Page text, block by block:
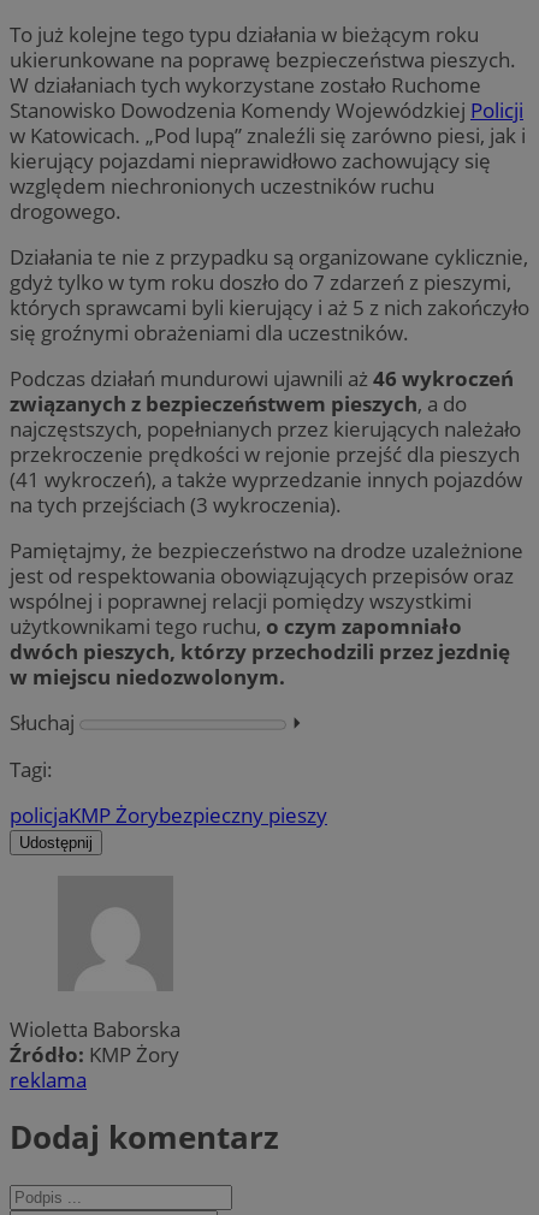
To już kolejne tego typu działania w bieżącym roku
ukierunkowane na poprawę bezpieczeństwa pieszych.
W działaniach tych wykorzystane zostało Ruchome
Stanowisko Dowodzenia Komendy Wojewódzkiej Policji
w Katowicach. „Pod lupą” znaleźli się zarówno piesi, jak i
kierujący pojazdami nieprawidłowo zachowujący się
względem niechronionych uczestników ruchu
drogowego.
Działania te nie z przypadku są organizowane cyklicznie,
gdyż tylko w tym roku doszło do 7 zdarzeń z pieszymi,
których sprawcami byli kierujący i aż 5 z nich zakończyło
się groźnymi obrażeniami dla uczestników.
Podczas działań mundurowi ujawnili aż46 wykroczeń
związanych z bezpieczeństwem pieszych, a do
najczęstszych, popełnianych przez kierujących należało
przekroczenie prędkości w rejonie przejść dla pieszych
(41 wykroczeń), a także wyprzedzanie innych pojazdów
na tych przejściach (3 wykroczenia).
Pamiętajmy, że bezpieczeństwo na drodze uzależnione
jest od respektowania obowiązujących przepisów oraz
wspólnej i poprawnej relacji pomiędzy wszystkimi
użytkownikami tego ruchu, o czym zapomniało
dwóch pieszych, którzy przechodzili przez jezdnię
w miejscu niedozwolonym.
Słuchaj
⏵︎
Tagi:
policjaKMP Żorybezpieczny pieszy
Udostępnij
Wioletta Baborska
Źródło: KMP Żory
reklama
Dodaj komentarz